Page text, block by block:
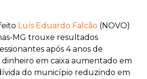
Luís Eduardo Falcão (NOVO)
MG trouxe resultados
após 4 anos de
em caixa aumentado em
do município reduzindo em